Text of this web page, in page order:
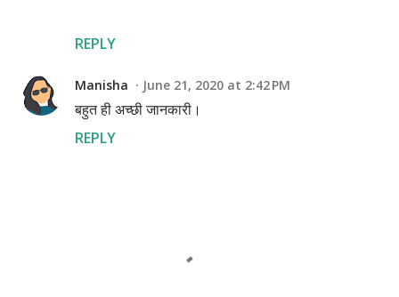
REPLY
Manisha June 21, 2020 at 2:42 PM
बहुत ही अच्छी जानकारी।
REPLY